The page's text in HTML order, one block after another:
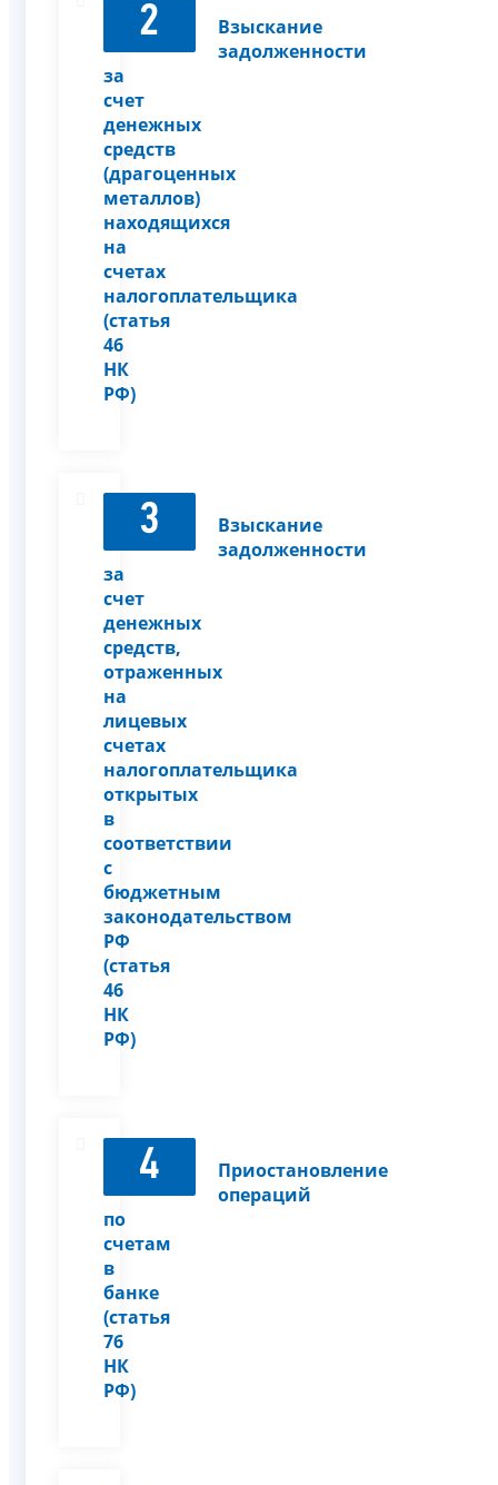
2
Взыскание
задолженности
за
счет
денежных
средств
(драгоценных
металлов)
находящихся
на
счетах
налогоплательщика
(статья
46
НК
РФ)
3
Взыскание
задолженности
за
счет
денежных
средств,
отраженных
на
лицевых
счетах
налогоплательщика
открытых
в
соответствии
с
бюджетным
законодательством
РФ
(статья
46
НК
РФ)
4
Приостановление
операций
по
счетам
в
банке
(статья
76
НК
РФ)